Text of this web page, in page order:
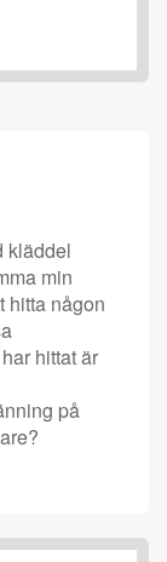
kläddel
min
hitta någon
hittat är
på